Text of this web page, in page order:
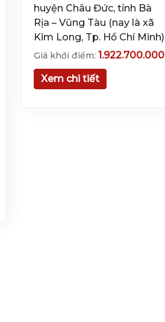
huyện Châu Đức, tỉnh Bà
Rịa – Vũng Tàu (nay là xã
Kim Long, Tp. Hồ Chí Minh)
Giá khởi điểm: 1.922.700.000
Xem chi tiết